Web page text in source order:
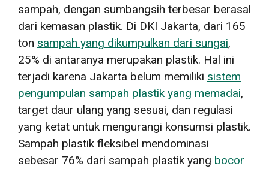
sampah, dengan sumbangsih terbesar berasal
dari kemasan plastik. Di DKI Jakarta, dari 165
ton sampah yang dikumpulkan dari sungai,
25% di antaranya merupakan plastik. Hal ini
terjadi karena Jakarta belum memiliki sistem
pengumpulan sampah plastik yang memadai,
target daur ulang yang sesuai, dan regulasi
yang ketat untuk mengurangi konsumsi plastik.
Sampah plastik fleksibel mendominasi
sebesar 76% dari sampah plastik yang bocor